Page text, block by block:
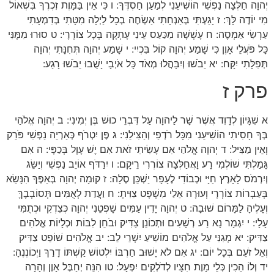
יְהוָה חַלְּצָה נַפְשִׁי הוֹשִׁיעֵנִי לְמַעַן חַסְדֶּךָ: ו כִּי אֵין בַּמָּוֶת זִכְרֶךָ בִּשְׁאוֹל
מִי יוֹדֶה לָּךְ: ז יָגַעְתִּי בְּאַנְחָתִי אַשְׂחֶה בְכָל לַיְלָה מִטָּתִי בְּדִמְעָתִי
עַרְשִׂי אַמְסֶה: ח עָשְׁשָׁה מִכַּעַס עֵינִי עָתְקָה בְּכָל צוֹרְרָי: ט סוּרוּ מִמֶּנִּי
כָּל פֹּעֲלֵי אָוֶן כִּי שָׁמַע יְהוָה קוֹל בִּכְיִי: י שָׁמַע יְהוָה תְּחִנָּתִי יְהוָה
תְּפִלָּתִי יִקָּח: יא יֵבֹשׁוּ וְיִבָּהֲלוּ מְאֹד כָּל אֹיְבָי יָשֻׁבוּ יֵבֹשׁוּ רָגַע:
פרק ז
א שִׁגָּיוֹן לְדָוִד אֲשֶׁר שָׁר לַיהוָה עַל דִּבְרֵי כוּשׁ בֶּן יְמִינִי: ב יְהוָה אֱלֹהַי
בְּךָ חָסִיתִי הוֹשִׁיעֵנִי מִכָּל רֹדְפַי וְהַצִּילֵנִי: ג פֶּן יִטְרֹף כְּאַרְיֵה נַפְשִׁי פֹּרֵק
וְאֵין מַצִּיל: ד יְהוָה אֱלֹהַי אִם עָשִׂיתִי זֹאת אִם יֶשׁ עָוֶל בְּכַפָּי: ה אִם
גָּמַלְתִּי שׁוֹלְמִי רָע וָאֲחַלְּצָה צוֹרְרִי רֵיקָם: ו יִרַדֹּף אוֹיֵב נַפְשִׁי וְיַשֵּׂג
וְיִרְמֹס לָאָרֶץ חַיָּי וּכְבוֹדִי לֶעָפָר יַשְׁכֵּן סֶלָה: ז קוּמָה יְהוָה בְּאַפֶּךָ הִנָּשֵׂא
בְּעַבְרוֹת צוֹרְרָי וְעוּרָה אֵלַי מִשְׁפָּט צִוִּיתָ: ח וַעֲדַת לְאֻמִּים תְּסוֹבְבֶךָּ
וְעָלֶיהָ לַמָּרוֹם שׁוּבָה: ט יְהוָה יָדִין עַמִּים שָׁפְטֵנִי יְהוָה כְּצִדְקִי וּכְתֻמִּי
עָלָי: י יִגְמָר נָא רַע רְשָׁעִים וּתְכוֹנֵן צַדִּיק וּבֹחֵן לִבּוֹת וּכְלָיוֹת אֱלֹהִים
צַדִּיק: יא מָגִנִּי עַל אֱלֹהִים מוֹשִׁיעַ יִשְׁרֵי לֵב: יב אֱלֹהִים שׁוֹפֵט צַדִּיק
וְאֵל זֹעֵם בְּכָל יוֹם: יג אִם לֹא יָשׁוּב חַרְבּוֹ יִלְטוֹשׁ קַשְׁתּוֹ דָרַךְ וַיְכוֹנְנֶהָ:
יד וְלוֹ הֵכִין כְּלֵי מָוֶת חִצָּיו לְדֹלְקִים יִפְעָל: טו הִנֵּה יְחַבֶּל אָוֶן וְהָרָה